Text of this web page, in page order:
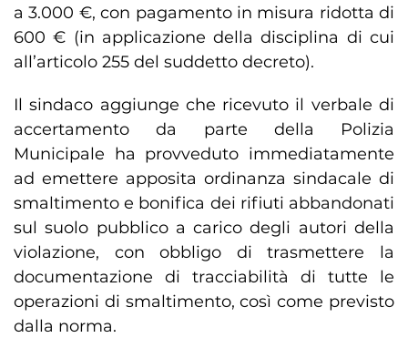
a 3.000 €, con pagamento in misura ridotta di
600 € (in applicazione della disciplina di cui
all’articolo 255 del suddetto decreto).
Il sindaco aggiunge che ricevuto il verbale di
accertamento da parte della Polizia
Municipale ha provveduto immediatamente
ad emettere apposita ordinanza sindacale di
smaltimento e bonifica dei rifiuti abbandonati
sul suolo pubblico a carico degli autori della
violazione, con obbligo di trasmettere la
documentazione di tracciabilità di tutte le
operazioni di smaltimento, così come previsto
dalla norma.